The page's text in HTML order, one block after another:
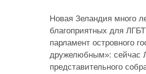
Новая Зеландия много
благоприятных для
парламент островного
дружелюбным»: сейчас
представительного